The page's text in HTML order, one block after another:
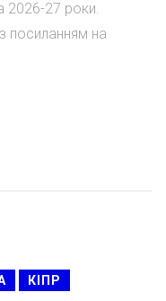
2026-27 роки.
посиланням на
КІПР